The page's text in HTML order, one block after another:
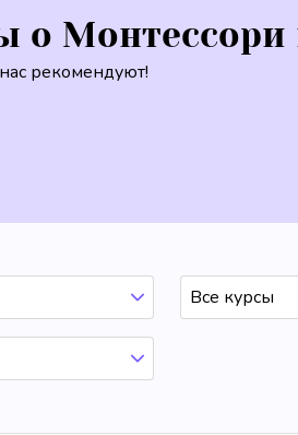
о Монтессори
рекомендуют!
Все курсы